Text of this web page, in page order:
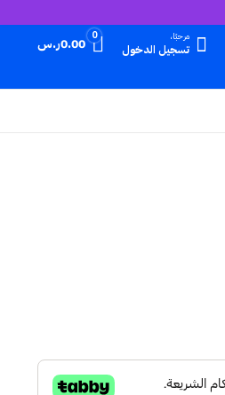
مرحبًا،
تسجيل الدخول
0
0.00ر.س